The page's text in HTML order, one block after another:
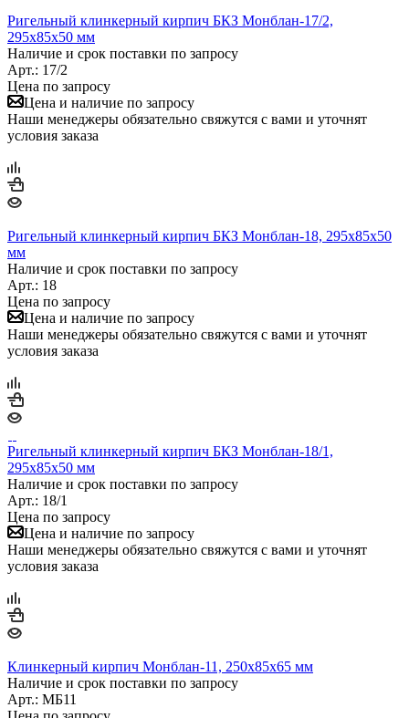
Ригельный клинкерный кирпич БКЗ Монблан-17/2,
295х85х50 мм
Наличие и срок поставки по запросу
Арт.: 17/2
Цена по запросу
Цена и наличие по запросу
Наши менеджеры обязательно свяжутся с вами и уточнят
условия заказа
Ригельный клинкерный кирпич БКЗ Монблан-18, 295х85х50
мм
Наличие и срок поставки по запросу
Арт.: 18
Цена по запросу
Цена и наличие по запросу
Наши менеджеры обязательно свяжутся с вами и уточнят
условия заказа
Ригельный клинкерный кирпич БКЗ Монблан-18/1,
295х85х50 мм
Наличие и срок поставки по запросу
Арт.: 18/1
Цена по запросу
Цена и наличие по запросу
Наши менеджеры обязательно свяжутся с вами и уточнят
условия заказа
Клинкерный кирпич Монблан-11, 250х85х65 мм
Наличие и срок поставки по запросу
Арт.: МБ11